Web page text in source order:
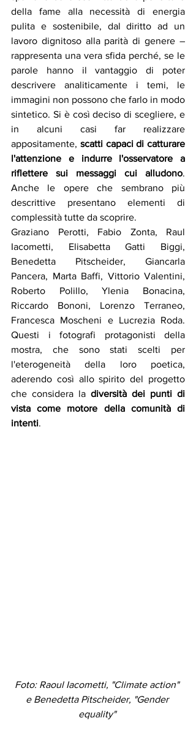
della fame alla necessità di energia
pulita e sostenibile, dal diritto ad un
lavoro dignitoso alla parità di genere –
rappresenta una vera sfida perché, se le
parole hanno il vantaggio di poter
descrivere analiticamente i temi, le
immagini non possono che farlo in modo
sintetico. Si è così deciso di scegliere, e
in alcuni casi far realizzare
appositamente, scatti capaci di catturare
l'attenzione e indurre l'osservatore a
riflettere sui messaggi cui alludono.
Anche le opere che sembrano più
descrittive presentano elementi di
complessità tutte da scoprire.
Graziano Perotti, Fabio Zonta, Raul
Iacometti, Elisabetta Gatti Biggi,
Benedetta Pitscheider, Giancarla
Pancera, Marta Baffi, Vittorio Valentini,
Roberto Polillo, Ylenia Bonacina,
Riccardo Bononi, Lorenzo Terraneo,
Francesca Moscheni e Lucrezia Roda.
Questi i fotografi protagonisti della
mostra, che sono stati scelti per
l'eterogeneità della loro poetica,
aderendo così allo spirito del progetto
che considera la diversità dei punti di
vista come motore della comunità di
intenti.
Foto: Raoul Iacometti, "Climate action"
e Benedetta Pitscheider, "Gender
equality"